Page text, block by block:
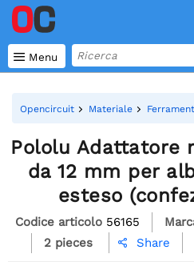
 Menu
Opencircuit Materiale
Pololu Adattatore
da 12 mm per
esteso
Codice articolo 56165
2 pieces
 Share